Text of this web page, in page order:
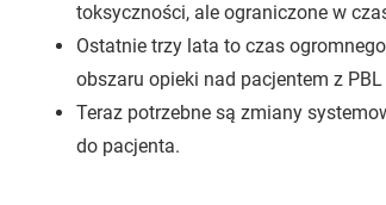
toksyczności, ale ograniczone w
Ostatnie trzy lata to czas
obszaru opieki nad pacjentem z
Teraz potrzebne są zmiany
do pacjenta.